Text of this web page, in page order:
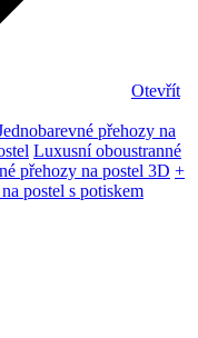
Otevřít
přehozy na
Luxusní oboustranné
přehozy na postel 3D +
postel s potiskem